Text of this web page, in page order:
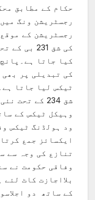
حکام کے مطابق
رجسٹریشن ونگ
رجسٹریشن کے
کی شق 231
کیا جاتا
کی تبدیلی پر
ٹیکس لیا جاتا
وہیکل ٹیکس کے
ود ہولڈنگ ٹیکس
تنازع کی وجہ سے
بلااجازت کاٹ
کے ساتھ دو